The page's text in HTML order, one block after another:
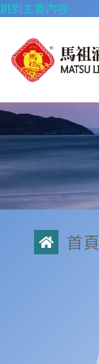
跳到主要內容
首頁